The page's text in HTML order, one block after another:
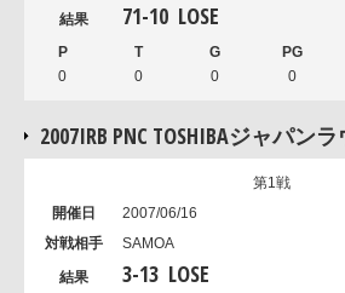
71-10 LOSE
0 0 0 0
2007IRB PNC TOSHIBAジャパン
第1戦
2007/06/16
SAMOA
3-13 LOSE